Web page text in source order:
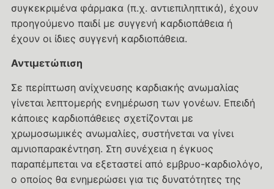
συγκεκριμένα φάρμακα (π.χ. αντιεπιληπτικά), έχουν
προηγούμενο παιδί με συγγενή καρδιοπάθεια ή
έχουν οι ίδιες συγγενή καρδιοπάθεια.
Αντιμετώπιση
Σε περίπτωση ανίχνευσης καρδιακής ανωμαλίας
γίνεται λεπτομερής ενημέρωση των γονέων. Επειδή
κάποιες καρδιοπάθειες σχετίζονται με
χρωμοσωμικές ανωμαλίες, συστήνεται να γίνει
αμνιοπαρακέντηση. Στη συνέχεια η έγκυος
παραπέμπεται να εξεταστεί από εμβρυο-καρδιολόγο,
ο οποίος θα ενημερώσει για τις δυνατότητες της